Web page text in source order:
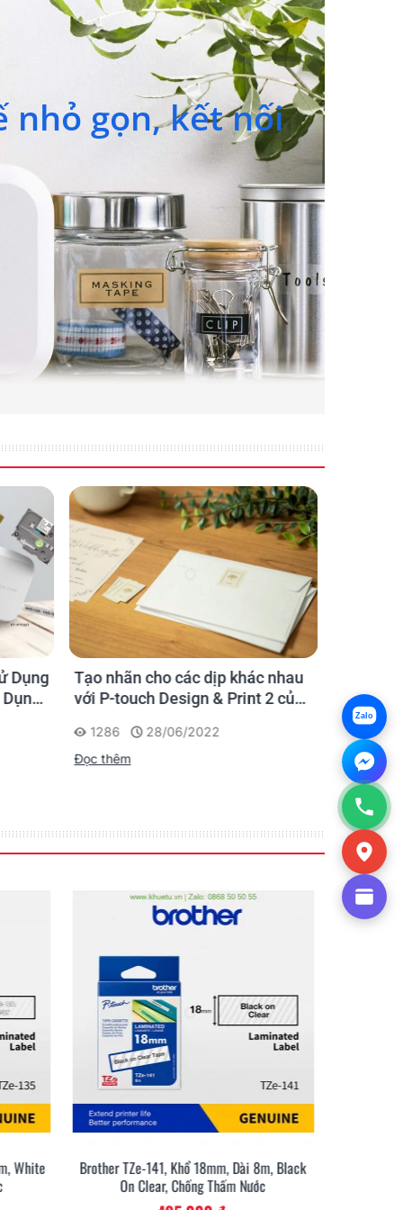
nhỏ gọn, kết nối
hơn, từ đó cuộc sống cũng như công việc của bạn
Dụng
Tạo nhãn cho các dịp khác nhau
với P-touch Design & Print 2 của
1286
28/06/2022
Đọc thêm
touch
1138
Đọc thêm
White
Brother TZe-141, Khổ 18mm, Dài 8m, Black
On Clear, Chống Thấm Nước
Zalo